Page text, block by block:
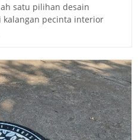
satu pilihan desain
pecinta interior